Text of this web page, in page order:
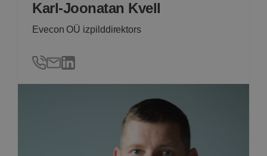
Karl-Joonatan Kvell
Evecon OÜ izpilddirektors